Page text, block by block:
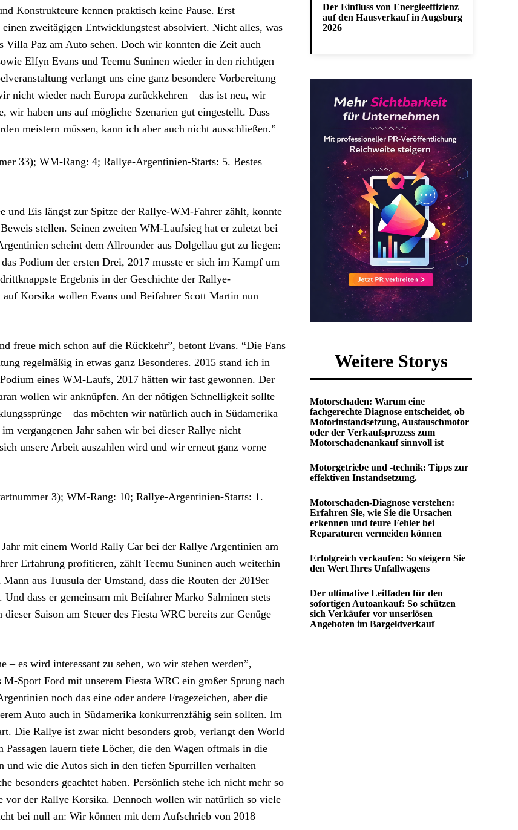
Konstrukteure kennen praktisch keine Pause. Erst
zweitägigen Entwicklungstest absolviert. Nicht alles, was
Paz am Auto sehen. Doch wir konnten die Zeit auch
Elfyn Evans und Teemu Suninen wieder in den richtigen
verlangt uns eine ganz besondere Vorbereitung
nicht wieder nach Europa zurückkehren – das ist neu, wir
wir haben uns auf mögliche Szenarien gut eingestellt. Dass
meistern müssen, kann ich aber auch nicht ausschließen.”
33); WM-Rang: 4; Rallye-Argentinien-Starts: 5. Bestes
und Eis längst zur Spitze der Rallye-WM-Fahrer zählt, konnte
stellen. Seinen zweiten WM-Laufsieg hat er zuletzt bei
scheint dem Allrounder aus Dolgellau gut zu liegen:
Podium der ersten Drei, 2017 musste er sich im Kampf um
Ergebnis in der Geschichte der Rallye-
Korsika wollen Evans und Beifahrer Scott Martin nun
freue mich schon auf die Rückkehr”, betont Evans. “Die Fans
regelmäßig in etwas ganz Besonderes. 2015 stand ich in
eines WM-Laufs, 2017 hätten wir fast gewonnen. Der
wollen wir anknüpfen. An der nötigen Schnelligkeit sollte
– das möchten wir natürlich auch in Südamerika
vergangenen Jahr sahen wir bei dieser Rallye nicht
unsere Arbeit auszahlen wird und wir erneut ganz vorne
3); WM-Rang: 10; Rallye-Argentinien-Starts: 1.
mit einem World Rally Car bei der Rallye Argentinien am
Erfahrung profitieren, zählt Teemu Suninen auch weiterhin
aus Tuusula der Umstand, dass die Routen der 2019er
dass er gemeinsam mit Beifahrer Marko Salminen stets
Saison am Steuer des Fiesta WRC bereits zur Genüge
es wird interessant zu sehen, wo wir stehen werden”,
Sport Ford mit unserem Fiesta WRC ein großer Sprung nach
noch das eine oder andere Fragezeichen, aber die
Auto auch in Südamerika konkurrenzfähig sein sollten. Im
Die Rallye ist zwar nicht besonders grob, verlangt den World
lauern tiefe Löcher, die den Wagen oftmals in die
wie die Autos sich in den tiefen Spurrillen verhalten –
besonders geachtet haben. Persönlich stehe ich nicht mehr so
vor der Rallye Korsika. Dennoch wollen wir natürlich so viele
bei null an: Wir können mit dem Aufschrieb von 2018
Der Einfluss von Energieeffizienz
auf den Hausverkauf in Augsburg
2026
Weitere Storys
Motorschaden: Warum eine
fachgerechte Diagnose entscheidet, ob
Motorinstandsetzung, Austauschmotor
oder der Verkaufsprozess zum
Motorschadenankauf sinnvoll ist
Motorgetriebe und -technik: Tipps zur
effektiven Instandsetzung.
Motorschaden-Diagnose verstehen:
Erfahren Sie, wie Sie die Ursachen
erkennen und teure Fehler bei
Reparaturen vermeiden können
Erfolgreich verkaufen: So steigern Sie
den Wert Ihres Unfallwagens
Der ultimative Leitfaden für den
sofortigen Autoankauf: So schützen
sich Verkäufer vor unseriösen
Angeboten im Bargeldverkauf